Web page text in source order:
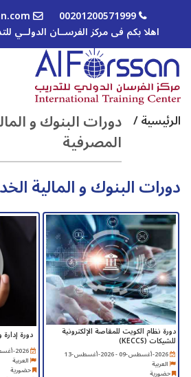
00201200571999
اهلا بكم فى مركز الفرســان الدولــي
الرئيسية / دورات البنوك و
المصرفية
دورات البنوك و المالية
دورة نظام الكويت للمقاصة الإلكترونية
للشيكات (KECCS)
2026-أغسطس-09 - 2026-أغسطس-13
العربية
حضورية
دورة
2026-أغسطس-09 - 2026-أغسطس-13
العربية
حضورية